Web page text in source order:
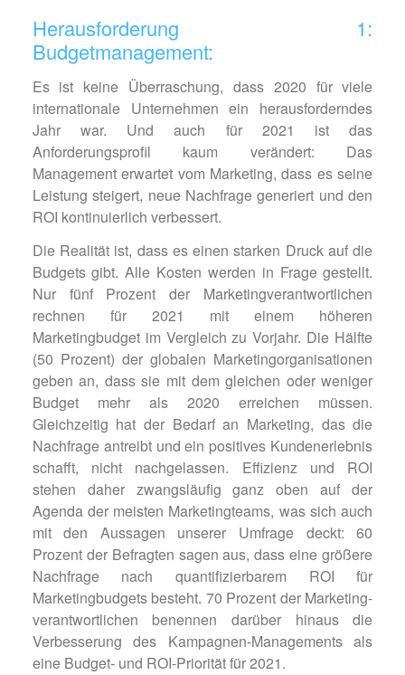
Herausforderung 1:
Budgetmanagement:
Es ist keine Überraschung, dass 2020 für viele
internationale Unternehmen ein herausforderndes
Jahr war. Und auch für 2021 ist das
Anforderungsprofil kaum verändert: Das
Management erwartet vom Marketing, dass es seine
Leistung steigert, neue Nachfrage generiert und den
ROI kontinuierlich verbessert.
Die Realität ist, dass es einen starken Druck auf die
Budgets gibt. Alle Kosten werden in Frage gestellt.
Nur fünf Prozent der Marketingverantwortlichen
rechnen für 2021 mit einem höheren
Marketingbudget im Vergleich zu Vorjahr. Die Hälfte
(50 Prozent) der globalen Marketingorganisationen
geben an, dass sie mit dem gleichen oder weniger
Budget mehr als 2020 erreichen müssen.
Gleichzeitig hat der Bedarf an Marketing, das die
Nachfrage antreibt und ein positives Kundenerlebnis
schafft, nicht nachgelassen. Effizienz und ROI
stehen daher zwangsläufig ganz oben auf der
Agenda der meisten Marketingteams, was sich auch
mit den Aussagen unserer Umfrage deckt: 60
Prozent der Befragten sagen aus, dass eine größere
Nachfrage nach quantifizierbarem ROI für
Marketingbudgets besteht. 70 Prozent der Marketing­
verantwortlichen benennen darüber hinaus die
Verbesserung des Kampagnen-Managements als
eine Budget- und ROI-Priorität für 2021.